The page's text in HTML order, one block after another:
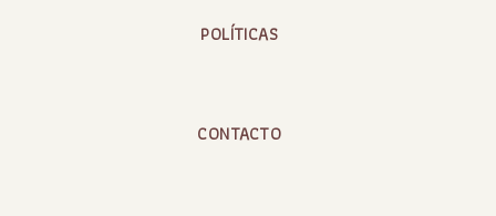
POLÍTICAS
CONTACTO